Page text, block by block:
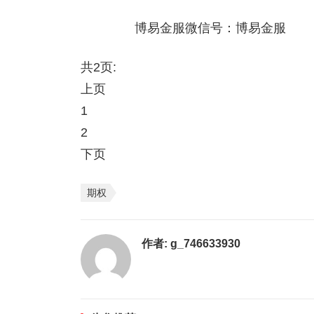
博易金服微信号：博易金服
共2页:
上页
1
2
下页
期权
作者: g_746633930